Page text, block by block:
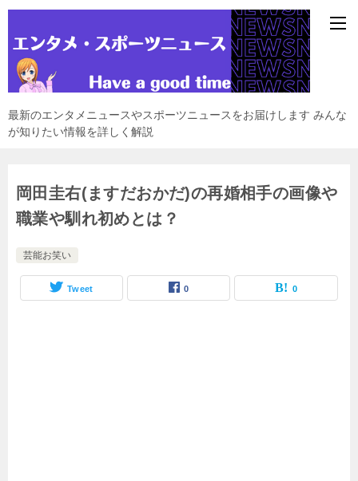
最新のエンタメニュースやスポーツニュースをお届けします みんな
が知りたい情報を詳しく解説
岡田圭右(ますだおかだ)の再婚相手の画像や
職業や馴れ初めとは？
芸能お笑い
Tweet 0 0